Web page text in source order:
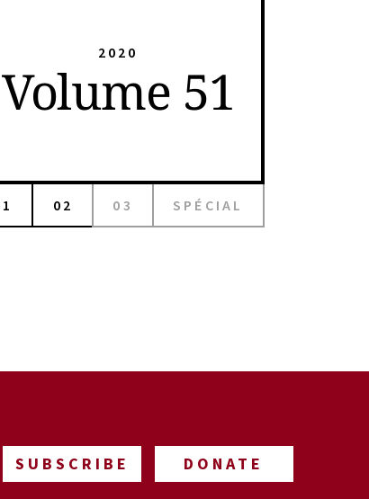
2020
Volume 51
02 03 SPÉCIAL
SUBSCRIBE DONATE